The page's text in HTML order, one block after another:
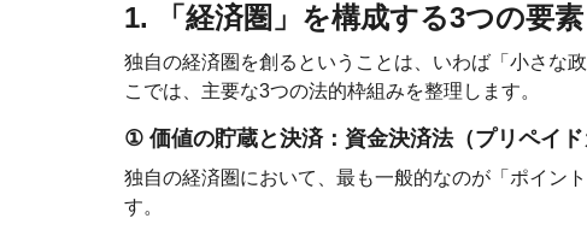
1. 「経済圏」を構成する3つの要
独自の経済圏を創るということは、いわば「小さな
こでは、主要な3つの法的枠組みを整理します。
①価値の貯蔵と決済：資金決済法（プリペイド
独自の経済圏において、最も一般的なのが「ポイン
す。